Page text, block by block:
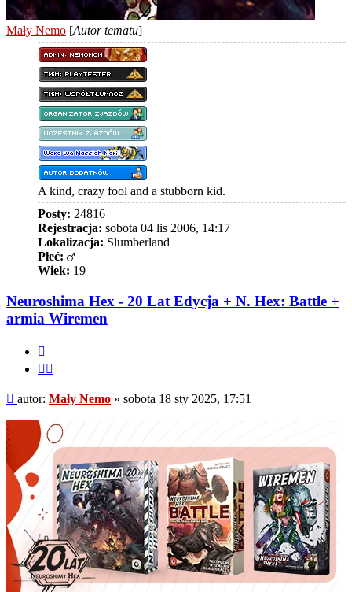
Mały Nemo [Autor tematu]
A kind, crazy fool and a stubborn kid.
Posty: 24816
Rejestracja: sobota 04 lis 2006, 14:17
Lokalizacja: Slumberland
Płeć:
Wiek: 19
Neuroshima Hex - 20 Lat Edycja + N. Hex: Battle +
armia Wiremen
Post
autor: Mały Nemo » sobota 18 sty 2025, 17:51